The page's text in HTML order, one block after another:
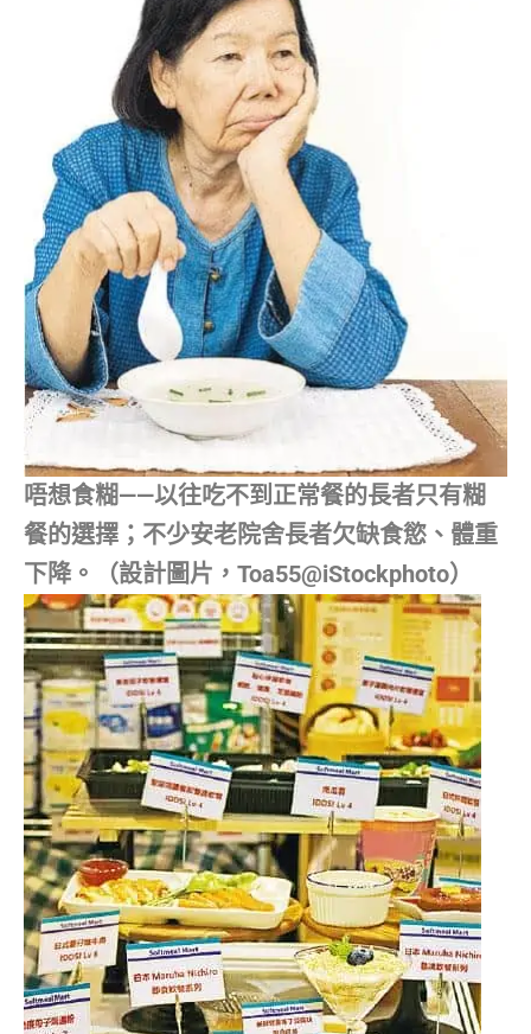
唔想食糊——以往吃不到正常餐的長者只有糊
餐的選擇；不少安老院舍長者欠缺食慾、體重
下降。（設計圖片，Toa55@iStockphoto）